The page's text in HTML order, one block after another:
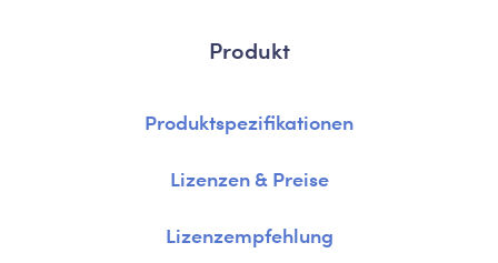
Produkt
Produktspezifikationen
Lizenzen & Preise
Lizenzempfehlung